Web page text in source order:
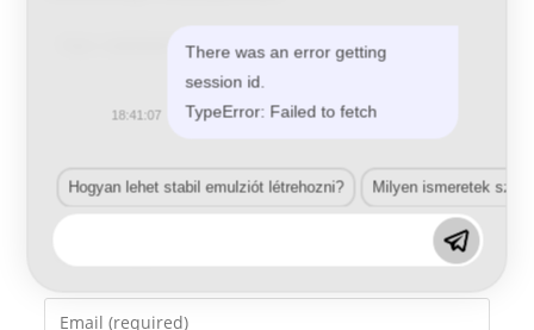
your
name
Enter
There was an error getting
session id.
TypeError: Failed to fetch
18:41:07
Hogyan lehet stabil emulziót létrehozni? Milyen ismeretek